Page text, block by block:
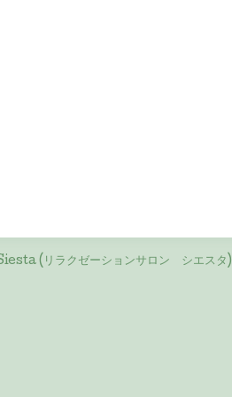
(リラクゼーションサロン シエスタ)